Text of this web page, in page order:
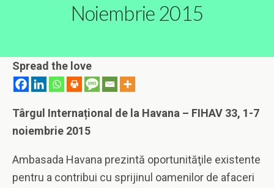
Noiembrie 2015
Spread the love
Târgul Internațional de la Havana – FIHAV 33, 1-7
noiembrie 2015
Ambasada Havana prezintă oportunităţile existente
pentru a contribui cu sprijinul oamenilor de afaceri